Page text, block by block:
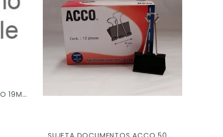
SUJETA DOCUMENTOS ACCO 19MM C/12PZ P2462 X/48